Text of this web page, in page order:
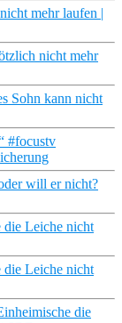
mehr laufen |
nicht mehr
Sohn kann nicht
#focustv
will er nicht?
die Leiche nicht
die Leiche nicht
die